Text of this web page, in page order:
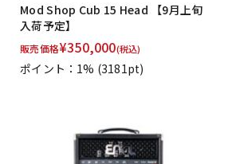
Mod Shop Cub 15 Head 【9月上旬
入荷予定】
販売価格¥350,000(税込)
ポイント：1% (3181pt)